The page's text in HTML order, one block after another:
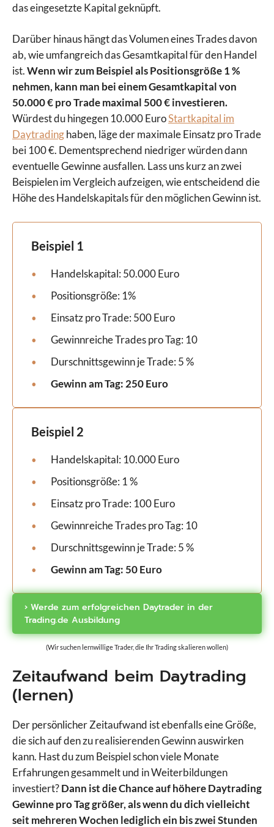
das eingesetzte Kapital geknüpft.
Darüber hinaus hängt das Volumen eines Trades davon
ab, wie umfangreich das Gesamtkapital für den Handel
ist.Wenn wir zum Beispiel als Positionsgröße 1 %
nehmen, kann man bei einem Gesamtkapital von
50.000 € pro Trade maximal 500 € investieren.
Würdest du hingegen 10.000 EuroStartkapital im
Daytradinghaben, läge der maximale Einsatz pro Trade
bei 100 €. Dementsprechend niedriger würden dann
eventuelle Gewinne ausfallen. Lass uns kurz an zwei
Beispielen im Vergleich aufzeigen, wie entscheidend die
Höhe des Handelskapitals für den möglichen Gewinn ist.
Beispiel 1
Handelskapital: 50.000 Euro
Positionsgröße: 1%
Einsatz pro Trade: 500 Euro
Gewinnreiche Trades pro Tag: 10
Durschnittsgewinn je Trade: 5 %
Gewinn am Tag: 250 Euro
Beispiel 2
Handelskapital: 10.000 Euro
Positionsgröße: 1 %
Einsatz pro Trade: 100 Euro
Gewinnreiche Trades pro Tag: 10
Durschnittsgewinn je Trade: 5 %
Gewinn am Tag: 50 Euro
› Werde zum erfolgreichen Daytrader in der
Trading.de Ausbildung
(Wir suchen lernwillige Trader, die Ihr Trading skalieren wollen)
Zeitaufwand beim Daytrading
(lernen)
Der persönlicher Zeitaufwand ist ebenfalls eine Größe,
die sich auf den zu realisierenden Gewinn auswirken
kann. Hast du zum Beispiel schon viele Monate
Erfahrungen gesammelt und in Weiterbildungen
investiert?Dann ist die Chance auf höhere Daytrading
Gewinne pro Tag größer, als wenn du dich vielleicht
seit mehreren Wochen lediglich ein bis zwei Stunden